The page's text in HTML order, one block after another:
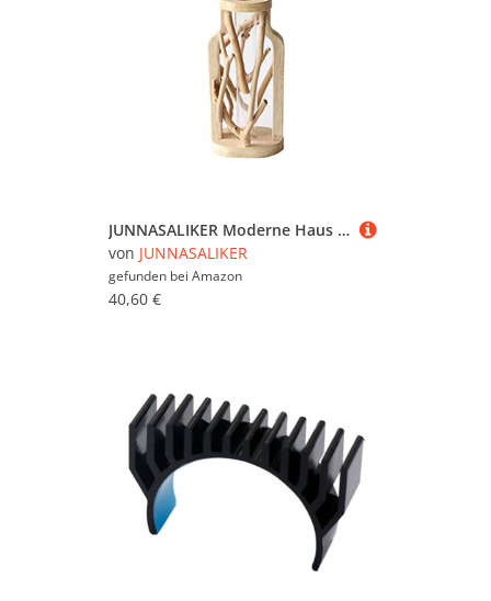
JUNNASALIKER Moderne Haus Minimalistische Dekoration Holz Transparente Vase Arbeitsplatte Vase Für Home Office Tisch Desktop Ornamente
von JUNNASALIKER
gefunden bei Amazon
40,60 €